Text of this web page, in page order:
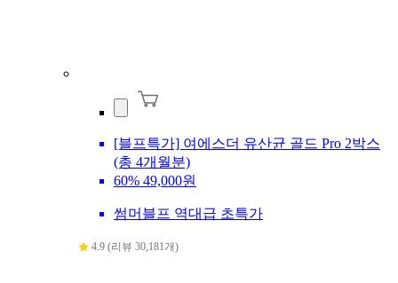
[블프특가] 여에스더 유산균 골드 Pro 2박스
(총 4개월분)
60% 49,000원
썸머블프 역대급 초특가
4.9 (리뷰 30,181개)